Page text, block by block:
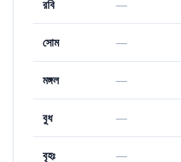
রবি —
সোম —
মঙ্গল —
বুধ —
বৃহঃ —